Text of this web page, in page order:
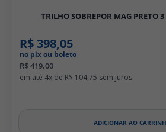
TRILHO SOBREPOR MAG PRETO
R$ 398,05
no pix ou boleto
R$ 419,00
4x de R$ 104,75
ADICIONAR AO